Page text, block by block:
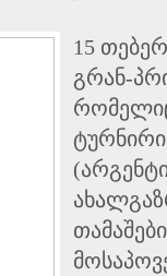
15
გრან-
ტურნირი